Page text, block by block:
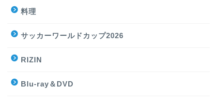
料理
サッカーワールドカップ2026
RIZIN
Blu-ray＆DVD